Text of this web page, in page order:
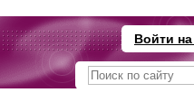
Войти